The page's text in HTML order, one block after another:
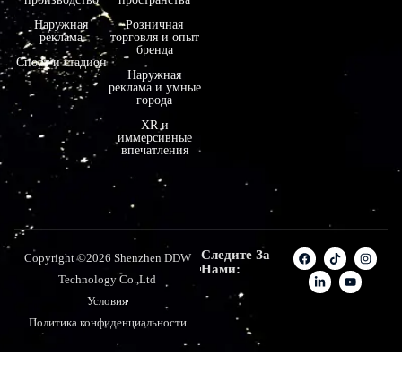
Наружная
реклама
Спорт и стадион
Розничная
торговля и опыт
бренда
Наружная
реклама и умные
города
XR и
иммерсивные
впечатления
Copyright ©2026 Shenzhen DDW
Technology Co.,Ltd
Условия
Политика конфиденциальности
Следите За
Нами: